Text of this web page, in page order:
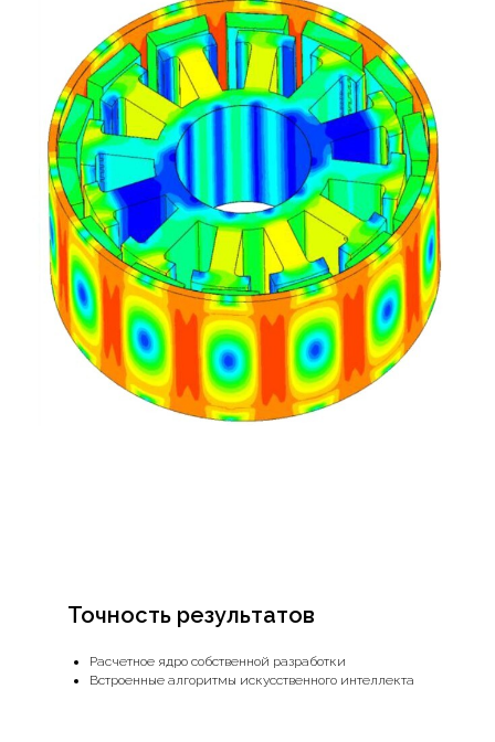
Точность результатов
Расчетное ядро собственной разработки
Встроенные алгоритмы искусственного интеллекта